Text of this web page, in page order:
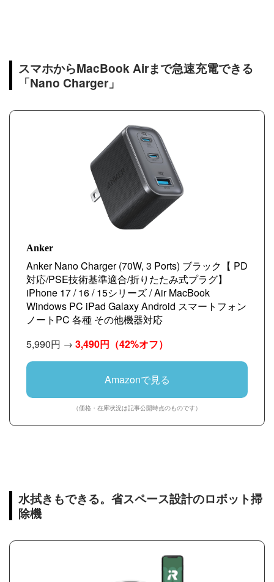
スマホからMacBook Airまで急速充電できる
「Nano Charger」
Anker
Anker Nano Charger (70W, 3 Ports) ブラック【 PD
対応/PSE技術基準適合/折りたたみ式プラグ】
iPhone 17 / 16 / 15シリーズ / Air MacBook
Windows PC iPad Galaxy Android スマートフォン
ノートPC 各種 その他機器対応
5,990円 → 3,490円 （42%オフ）
Amazonで見る
（価格・在庫状況は記事公開時点のものです）
水拭きもできる。省スペース設計のロボット掃
除機